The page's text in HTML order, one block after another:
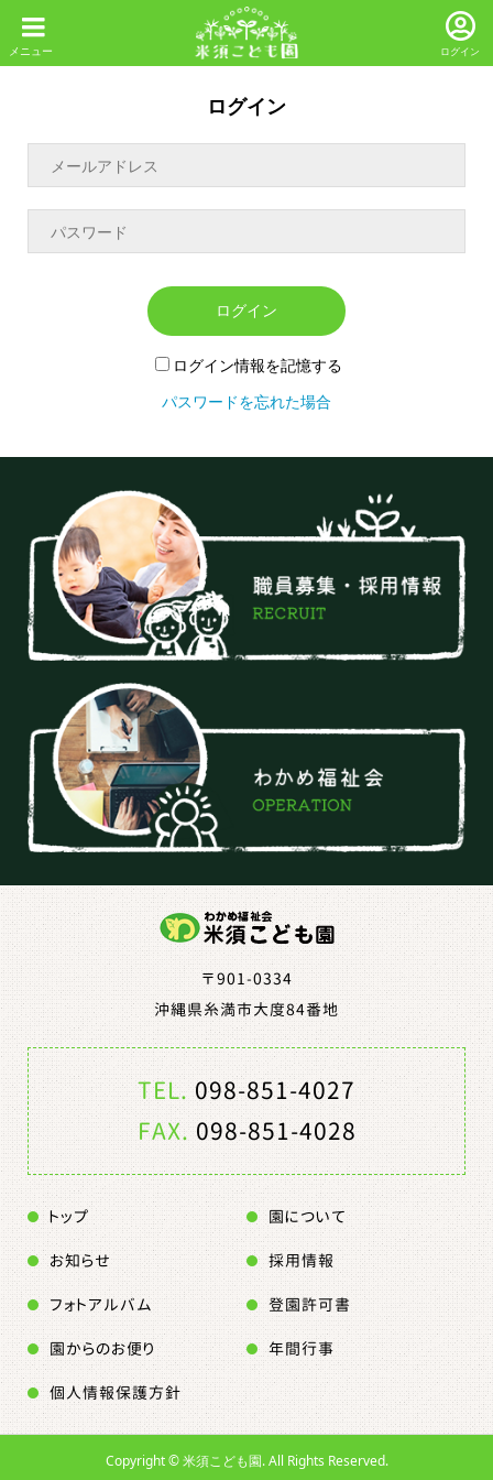
ログイン
ログイン
ログイン
ログイン情報を記憶する
パスワードを忘れた場合
〒901-0334
沖縄県糸満市大度84番地
TEL.098-851-4027
FAX.098-851-4028
トップ 園について
園からのお便り
お知らせ 採用情報
年間行事
フォトアルバム 登園許可書
個人情報保護方針
Copyright ©米須こども園. All Rights Reserved.